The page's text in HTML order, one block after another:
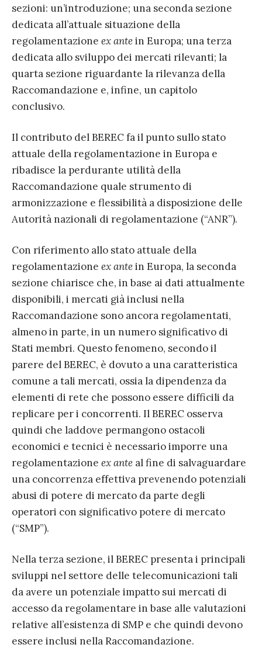
sezioni: un’introduzione; una seconda sezione
dedicata all’attuale situazione della
regolamentazione ex antein Europa; una terza
dedicata allo sviluppo dei mercati rilevanti; la
quarta sezione riguardante la rilevanza della
Raccomandazione e, infine, un capitolo
conclusivo.
Il contributo del BEREC fa il punto sullo stato
attuale della regolamentazione in Europa e
ribadisce la perdurante utilità della
Raccomandazione quale strumento di
armonizzazione e flessibilità a disposizione delle
Autorità nazionali di regolamentazione (“ANR”).
Con riferimento allo stato attuale della
regolamentazione ex antein Europa, la seconda
sezione chiarisce che, in base ai dati attualmente
disponibili, i mercati già inclusi nella
Raccomandazione sono ancora regolamentati,
almeno in parte, in un numero significativo di
Stati membri. Questo fenomeno, secondo il
parere del BEREC, è dovuto a una caratteristica
comune a tali mercati, ossia la dipendenza da
elementi di rete che possono essere difficili da
replicare per i concorrenti. Il BEREC osserva
quindi che laddove permangono ostacoli
economici e tecnici è necessario imporre una
regolamentazione ex ante al fine di salvaguardare
una concorrenza effettiva prevenendo potenziali
abusi di potere di mercato da parte degli
operatori con significativo potere di mercato
(“SMP”).
Nella terza sezione, il BEREC presenta i principali
sviluppi nel settore delle telecomunicazioni tali
da avere un potenziale impatto sui mercati di
accesso da regolamentare in base alle valutazioni
relative all’esistenza di SMP e che quindi devono
essere inclusi nella Raccomandazione.